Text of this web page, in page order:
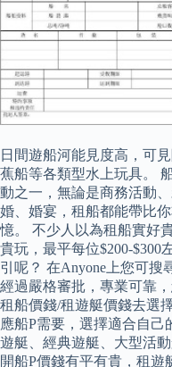
日間遊船河能見度高，可
蕉船等各類型水上玩具。
動之一，無論是商務活動
婚、婚宴，租船都能帶比
憶。 不少人以為租船實好
貴玩，最平每位$200-$300
引呢？ 在Anyone上您可搜
經過嚴格審批，專業可靠
租船價錢/租遊艇價錢去選
應船P需要，選擇適合自
遊艇、經典遊艇、大型活
開船P價錢有平有貴，租